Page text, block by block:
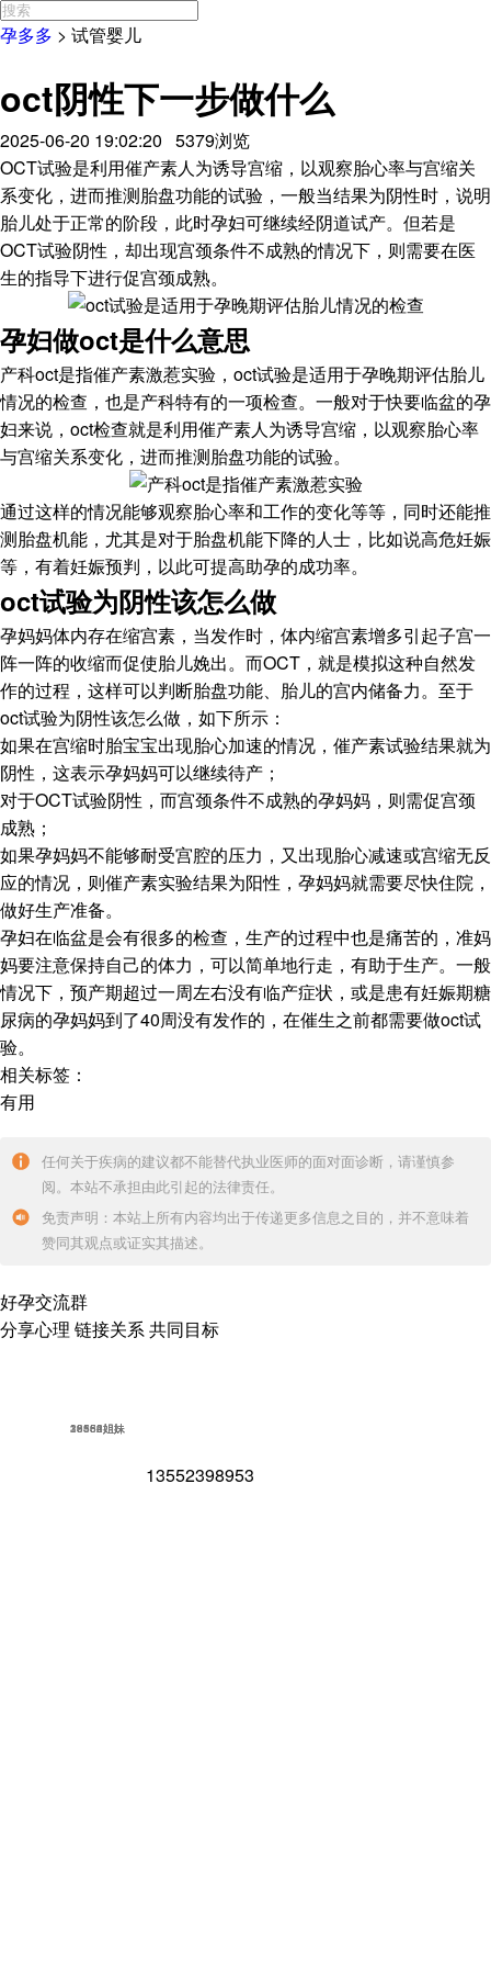
孕多多 > 试管婴儿
oct阴性下一步做什么
2025-06-20 19:02:20 5379浏览
OCT试验是利用催产素人为诱导宫缩，以观察胎心率与宫缩关
系变化，进而推测胎盘功能的试验，一般当结果为阴性时，说明
胎儿处于正常的阶段，此时孕妇可继续经阴道试产。但若是
OCT试验阴性，却出现宫颈条件不成熟的情况下，则需要在医
生的指导下进行促宫颈成熟。
孕妇做oct是什么意思
产科oct是指催产素激惹实验，oct试验是适用于孕晚期评估胎儿
情况的检查，也是产科特有的一项检查。一般对于快要临盆的孕
妇来说，oct检查就是利用催产素人为诱导宫缩，以观察胎心率
与宫缩关系变化，进而推测胎盘功能的试验。
通过这样的情况能够观察胎心率和工作的变化等等，同时还能推
测胎盘机能，尤其是对于胎盘机能下降的人士，比如说高危妊娠
等，有着妊娠预判，以此可提高助孕的成功率。
oct试验为阴性该怎么做
孕妈妈体内存在缩宫素，当发作时，体内缩宫素增多引起子宫一
阵一阵的收缩而促使胎儿娩出。而OCT，就是模拟这种自然发
作的过程，这样可以判断胎盘功能、胎儿的宫内储备力。至于
oct试验为阴性该怎么做，如下所示：
如果在宫缩时胎宝宝出现胎心加速的情况，催产素试验结果就为
阴性，这表示孕妈妈可以继续待产；
对于OCT试验阴性，而宫颈条件不成熟的孕妈妈，则需促宫颈
成熟；
如果孕妈妈不能够耐受宫腔的压力，又出现胎心减速或宫缩无反
应的情况，则催产素实验结果为阳性，孕妈妈就需要尽快住院，
做好生产准备。
孕妇在临盆是会有很多的检查，生产的过程中也是痛苦的，准妈
妈要注意保持自己的体力，可以简单地行走，有助于生产。一般
情况下，预产期超过一周左右没有临产症状，或是患有妊娠期糖
尿病的孕妈妈到了40周没有发作的，在催生之前都需要做oct试
验。
相关标签：
有用
任何关于疾病的建议都不能替代执业医师的面对面诊断，请谨慎参
阅。本站不承担由此引起的法律责任。
免责声明：本站上所有内容均出于传递更多信息之目的，并不意味着
赞同其观点或证实其描述。
好孕交流群
分享心理 链接关系 共同目标
18562姐妹
16852姐妹
23586姐妹
39154姐妹
13552398953